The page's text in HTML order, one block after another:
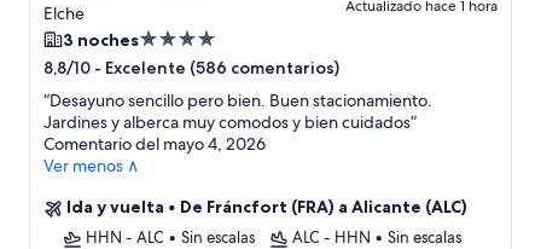
Elche Actualizado hace 1 hora
3 nochesAlojamiento
de
4.0 estrellas
8,8/10 - Excelente (586 comentarios)
“Desayuno sencillo pero bien. Buen stacionamiento.
Jardines y alberca muy comodos y bien cuidados”
Comentario del mayo 4, 2026
Ver menos ∧
Ida y vuelta • De Fráncfort (FRA) a Alicante (ALC)
HHN - ALC • Sin escalas ALC - HHN • Sin escalas